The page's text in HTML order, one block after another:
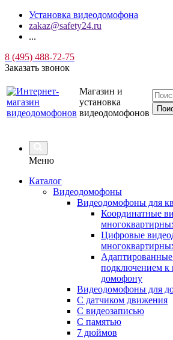
Установка видеодомофона
zakaz@safety24.ru
...
8 (495) 488-72-75
Заказать звонок
Магазин и
установка
видеодомофонов
Меню
Каталог
Видеодомофоны
Видеодомофоны для
Координатные
Цифровые
подключением к
домофону
Видеодомофоны для
С датчиком движения
С видеозаписью
C памятью
7 дюймов